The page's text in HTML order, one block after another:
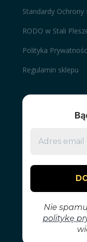
Standardy Ochrony
RODO w Stali
Polityka
Regulamin sklepu